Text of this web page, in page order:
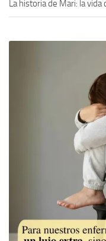
La historia de Mari: la